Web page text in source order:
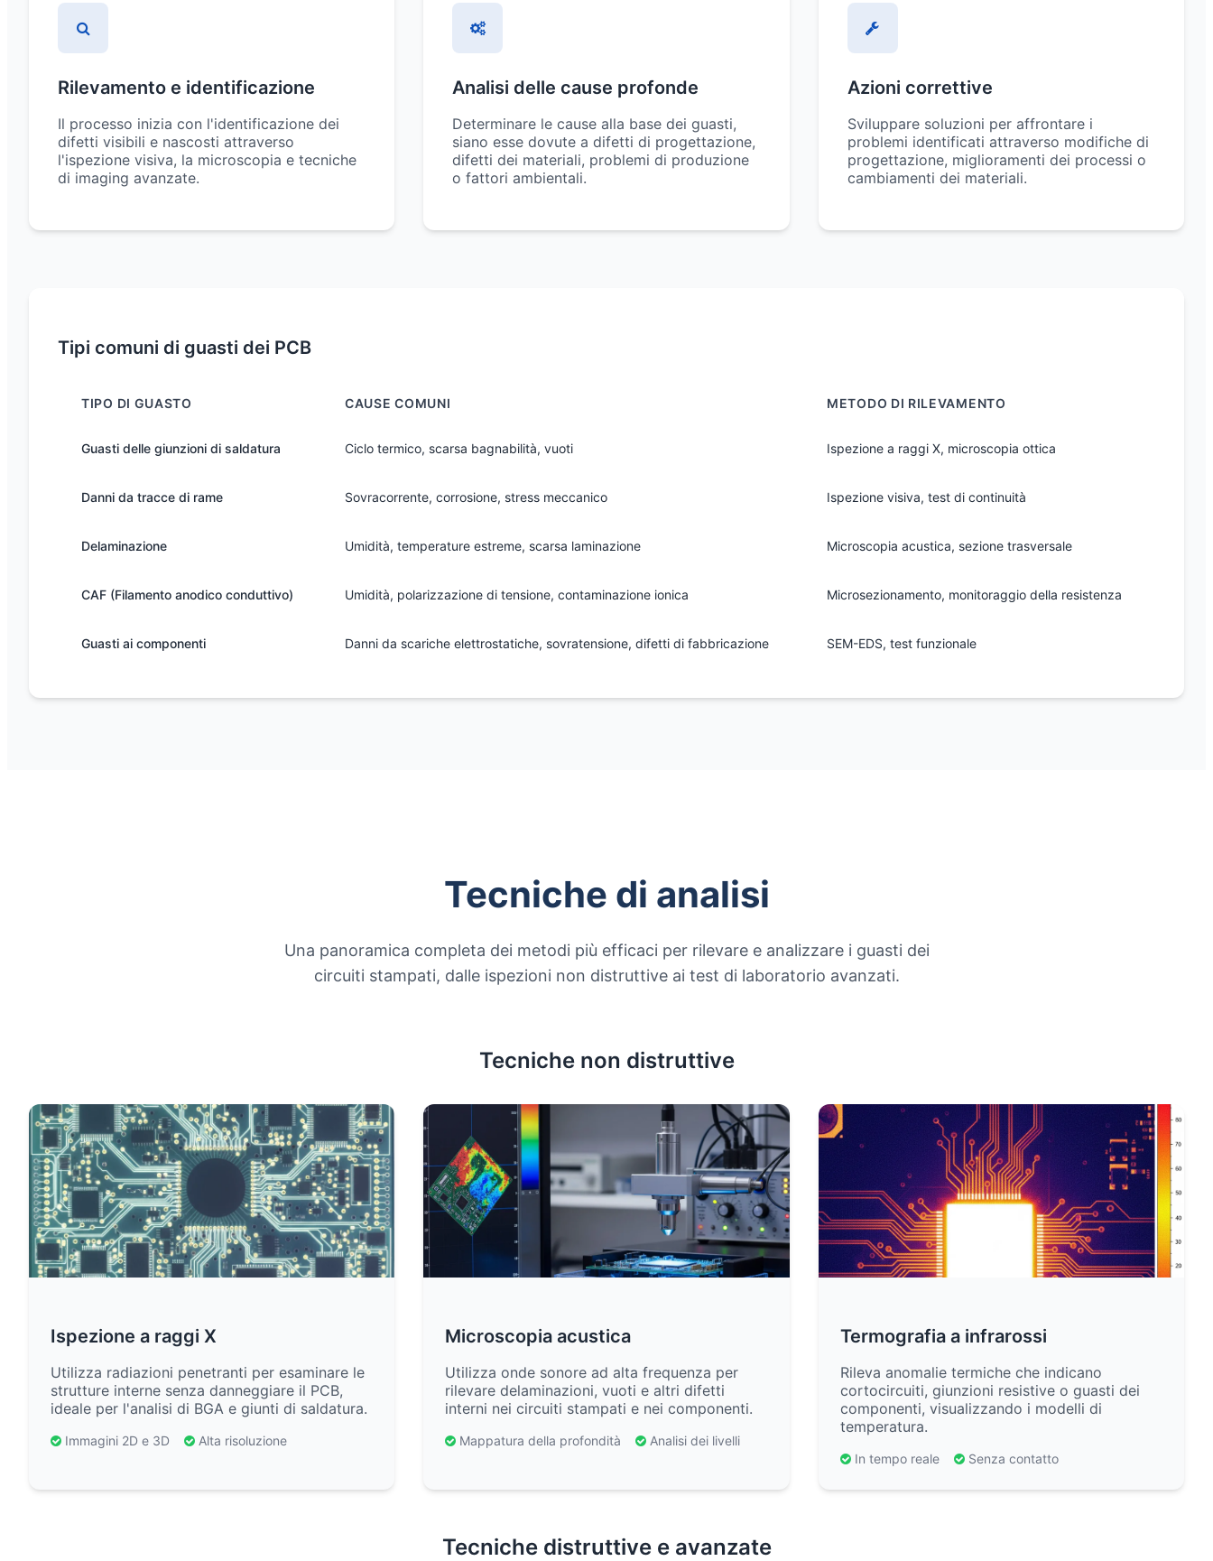
Rilevamento e identificazione
Il processo inizia con l'identificazione dei
difetti visibili e nascosti attraverso
l'ispezione visiva, la microscopia e tecniche
di imaging avanzate.
Analisi delle cause profonde
Determinare le cause alla base dei guasti,
siano esse dovute a difetti di progettazione,
difetti dei materiali, problemi di produzione
o fattori ambientali.
Azioni correttive
Sviluppare soluzioni per affrontare i
problemi identificati attraverso modifiche di
progettazione, miglioramenti dei processi o
cambiamenti dei materiali.
Tipi comuni di guasti dei PCB
TIPO DI GUASTO CAUSE COMUNI METODO DI RILEVAMENTO
Guasti delle giunzioni di saldatura Ciclo termico, scarsa bagnabilità, vuoti Ispezione a raggi X, microscopia ottica
Danni da tracce di rame Sovracorrente, corrosione, stress meccanico Ispezione visiva, test di continuità
Delaminazione Umidità, temperature estreme, scarsa laminazione Microscopia acustica, sezione trasversale
CAF (Filamento anodico conduttivo) Umidità, polarizzazione di tensione, contaminazione ionica Microsezionamento, monitoraggio della resistenza
Guasti ai componenti Danni da scariche elettrostatiche, sovratensione, difetti di fabbricazione SEM-EDS, test funzionale
Tecniche di analisi
Una panoramica completa dei metodi più efficaci per rilevare e analizzare i guasti dei
circuiti stampati, dalle ispezioni non distruttive ai test di laboratorio avanzati.
Tecniche non distruttive
Ispezione a raggi X
Utilizza radiazioni penetranti per esaminare le
strutture interne senza danneggiare il PCB,
ideale per l'analisi di BGA e giunti di saldatura.
Immagini 2D e 3D Alta risoluzione
Microscopia acustica
Utilizza onde sonore ad alta frequenza per
rilevare delaminazioni, vuoti e altri difetti
interni nei circuiti stampati e nei componenti.
Mappatura della profondità Analisi dei livelli
Termografia a infrarossi
Rileva anomalie termiche che indicano
cortocircuiti, giunzioni resistive o guasti dei
componenti, visualizzando i modelli di
temperatura.
In tempo reale Senza contatto
Tecniche distruttive e avanzate